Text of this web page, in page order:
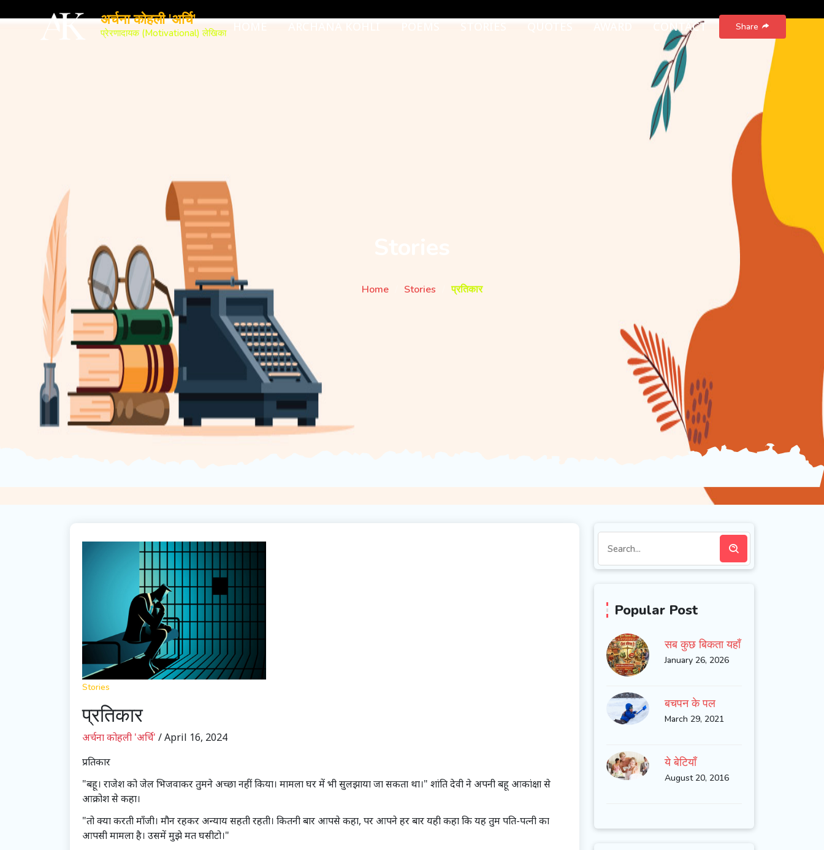
अर्चना कोहली 'अर्चि'
प्रेरणादायक (Motivational) लेखिका CONTACT Share
Home Stories प्रतिकार
Stories
प्रतिकार
अर्चना कोहली 'अर्चि' / April 16, 2024
प्रतिकार
"बहू। राजेश को जेल भिजवाकर तुमने अच्छा नहीं किया। मामला घर में भी सुलझाया जा सकता था।" शांति देवी ने अपनी बहू आकांक्षा से
आक्रोश से कहा।
"तो क्या करती माँजी। मौन रहकर अन्याय सहती रहती। कितनी बार आपसे कहा, पर आपने हर बार यही कहा कि यह तुम पति-पत्नी का
आपसी मामला है। उसमें मुझे मत घसीटो।"
Popular Post
सब कुछ बिकता यहाँ
January 26, 2026
बचपन के पल
March 29, 2021
ये बेटियाँ
August 20, 2016